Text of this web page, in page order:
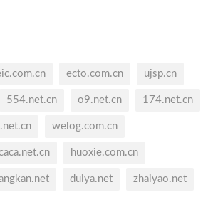
ecto.com.cn ujsp.cn
554.net.cn o9.net.cn 174.net.cn
welog.com.cn
huoxie.com.cn
duiya.net zhaiyao.net